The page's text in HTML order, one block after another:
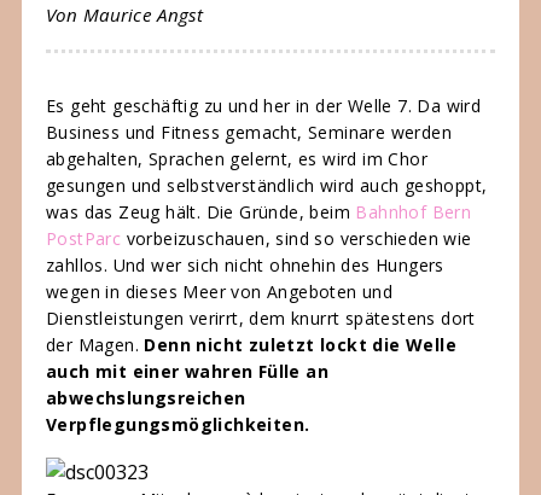
Von Maurice Angst
Es geht geschäftig zu und her in der Welle 7. Da wird
Business und Fitness gemacht, Seminare werden
abgehalten, Sprachen gelernt, es wird im Chor
gesungen und selbstverständlich wird auch geshoppt,
was das Zeug hält. Die Gründe, beim Bahnhof Bern
PostParc vorbeizuschauen, sind so verschieden wie
zahllos. Und wer sich nicht ohnehin des Hungers
wegen in dieses Meer von Angeboten und
Dienstleistungen verirrt, dem knurrt spätestens dort
der Magen. Denn nicht zuletzt lockt die Welle
auch mit einer wahren Fülle an
abwechslungsreichen
Verpflegungsmöglichkeiten.